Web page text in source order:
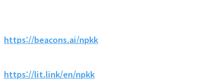
https://beacons.ai/npkk
https://lit.link/en/npkk